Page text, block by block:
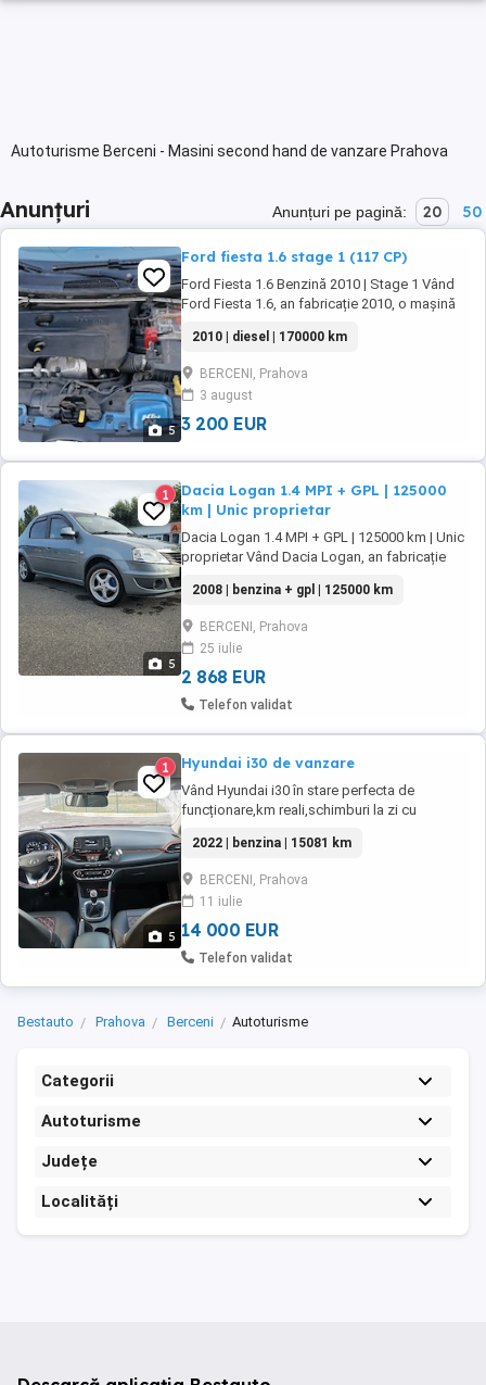
Autoturisme Berceni - Masini second hand de vanzare Prahova
Anunțuri Anunțuri pe pagină: 20 50
5
Ford fiesta 1.6 stage 1 (117 CP)
Ford Fiesta 1.6 Benzină 2010 | Stage 1 Vând
Ford Fiesta 1.6, an fabricație 2010, o mașină
pentru oraș, cât și pentru drumuri mai lungi.
Motorul funcționează foarte bine, iar datorită
softului Stage 1 are un plus de putere și un
răspuns mai rapid la accelerație. Mașina ...
2010 | diesel | 170000 km
BERCENI, Prahova
3 august
3 200 EUR
5
1
Dacia Logan 1.4 MPI + GPL | 125000
km | Unic proprietar
Dacia Logan 1.4 MPI + GPL | 125000 km | Unic
proprietar Vând Dacia Logan, an fabricație
stare foarte bună de funcționare. Sunt unic
proprietar de la achiziția mașinii. Mașina are
125.000 km reali, iar dețin carnetul de
întreținere. Instalația GPL a fost montată ...
2008 | benzina + gpl | 125000 km
BERCENI, Prahova
25 iulie
2 868 EUR
Telefon validat
5
1 Hyundai i30 de vanzare
Vând Hyundai i30 în stare perfecta de
funcționare,km reali,schimburi la zi cu
volan Senzori oboseala
2022 | benzina | 15081 km
BERCENI, Prahova
11 iulie
14 000 EUR
Telefon validat
Bestauto Prahova Berceni Autoturisme
Categorii
Autoturisme
Județe
Localități